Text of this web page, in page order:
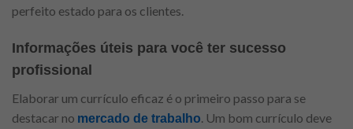
perfeito estado para os clientes.
Informações úteis para você ter sucesso
profissional
Elaborar um currículo eficaz é o primeiro passo para se
destacar no mercado de trabalho. Um bom currículo deve